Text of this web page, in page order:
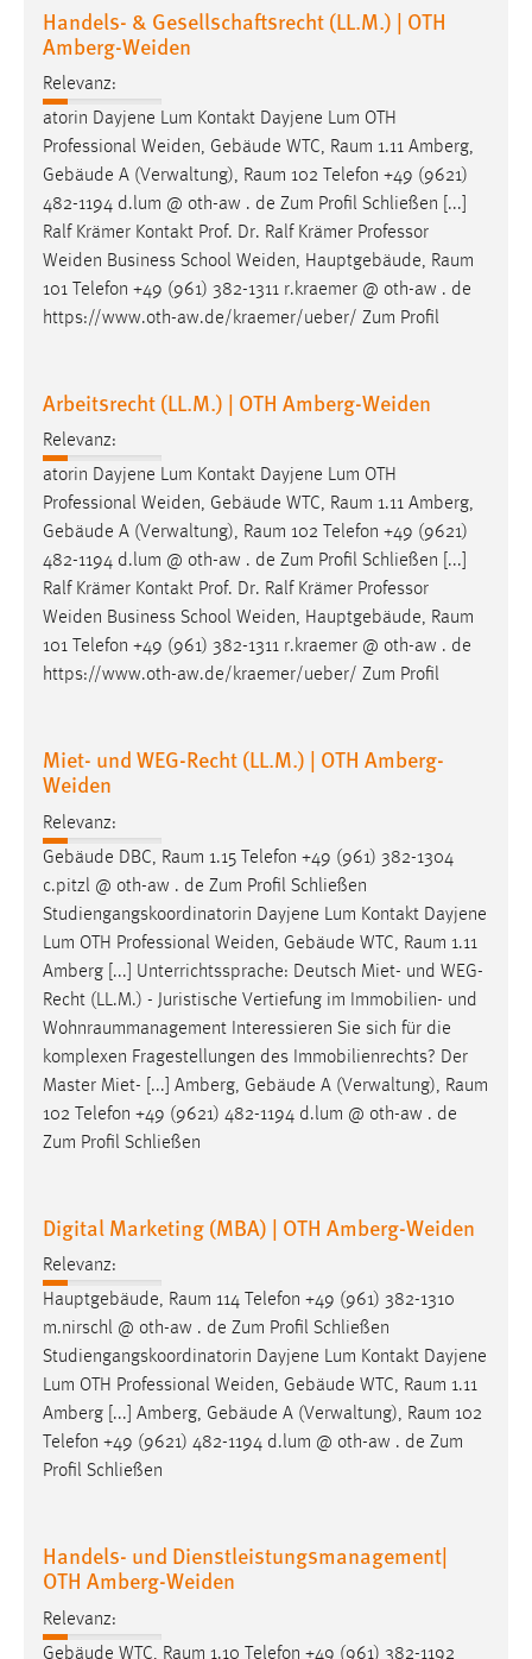
Handels- & Gesellschaftsrecht (LL.M.) | OTH
Amberg-Weiden
Relevanz:
atorin Dayjene Lum Kontakt Dayjene Lum OTH
Professional Weiden, Gebäude WTC, Raum 1.11 Amberg,
Gebäude A (Verwaltung), Raum 102 Telefon +49 (9621)
482-1194 d.lum @ oth-aw . de Zum Profil Schließen [...]
Ralf Krämer Kontakt Prof. Dr. Ralf Krämer Professor
Weiden Business School Weiden, Hauptgebäude, Raum
101 Telefon +49 (961) 382-1311 r.kraemer @ oth-aw . de
https://www.oth-aw.de/kraemer/ueber/ Zum Profil
Arbeitsrecht (LL.M.) | OTH Amberg-Weiden
Relevanz:
atorin Dayjene Lum Kontakt Dayjene Lum OTH
Professional Weiden, Gebäude WTC, Raum 1.11 Amberg,
Gebäude A (Verwaltung), Raum 102 Telefon +49 (9621)
482-1194 d.lum @ oth-aw . de Zum Profil Schließen [...]
Ralf Krämer Kontakt Prof. Dr. Ralf Krämer Professor
Weiden Business School Weiden, Hauptgebäude, Raum
101 Telefon +49 (961) 382-1311 r.kraemer @ oth-aw . de
https://www.oth-aw.de/kraemer/ueber/ Zum Profil
Miet- und WEG-Recht (LL.M.) | OTH Amberg-
Weiden
Relevanz:
Gebäude DBC, Raum 1.15 Telefon +49 (961) 382-1304
c.pitzl @ oth-aw . de Zum Profil Schließen
Studiengangskoordinatorin Dayjene Lum Kontakt Dayjene
Lum OTH Professional Weiden, Gebäude WTC, Raum 1.11
Amberg [...] Unterrichtssprache: Deutsch Miet- und WEG-
Recht (LL.M.) - Juristische Vertiefung im Immobilien- und
Wohnraummanagement Interessieren Sie sich für die
komplexen Fragestellungen des Immobilienrechts? Der
Master Miet- [...] Amberg, Gebäude A (Verwaltung), Raum
102 Telefon +49 (9621) 482-1194 d.lum @ oth-aw . de
Zum Profil Schließen
Digital Marketing (MBA) | OTH Amberg-Weiden
Relevanz:
Hauptgebäude, Raum 114 Telefon +49 (961) 382-1310
m.nirschl @ oth-aw . de Zum Profil Schließen
Studiengangskoordinatorin Dayjene Lum Kontakt Dayjene
Lum OTH Professional Weiden, Gebäude WTC, Raum 1.11
Amberg [...] Amberg, Gebäude A (Verwaltung), Raum 102
Telefon +49 (9621) 482-1194 d.lum @ oth-aw . de Zum
Profil Schließen
Handels- und Dienstleistungsmanagement|
OTH Amberg-Weiden
Relevanz:
Gebäude WTC, Raum 1.10 Telefon +49 (961) 382-1192
Name:
fe_user, be_user, be_lastLoginProvider
Zweck:
Dieser Cookie ist notwendig um sich an der Website
einloggen zu können.
Cookie Laufzeit:
24 Stunden
STATISTIK
unsere Besucher unsere Website nutzen.
Matomo
Name:
_pk_ref, _pk_cvar, _pk_id, _pk_ses
Zweck:
Zugriffsstatistik
Cookie Laufzeit:
Max. 13 Monate
MARKETING
Marketing Cookies werden von Drittanbietern
verwendet, um personalisierte Werbung anzuzeigen.
Sie tun dies, indem sie Besucher über Websites
hinweg verfolgen.
Google Ads
Name:
_gcl_au
Anbieter:
Google Ireland Limited
Zweck:
Conversion-Tracking
3 Monate
Facebook Pixel
Name:
_fbp
Anbieter:
Facebook
Zweck:
Cookie Laufzeit:
3 Monate